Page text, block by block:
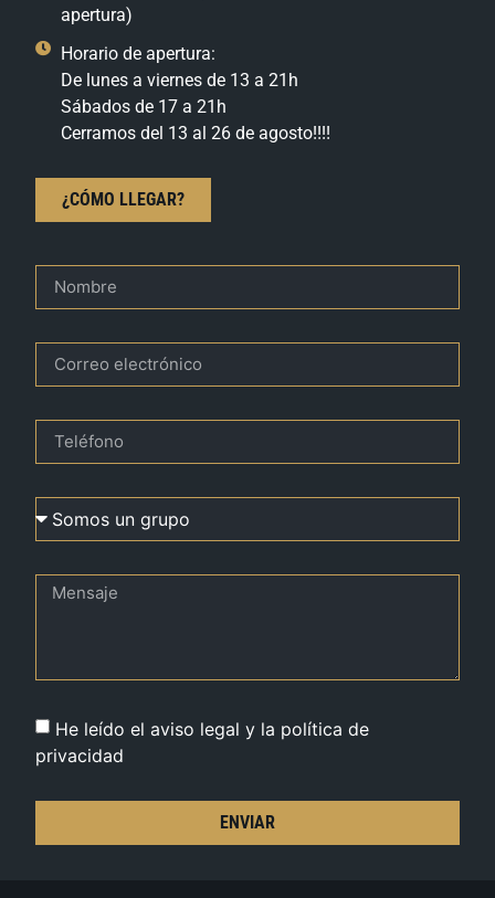
apertura)
Horario de apertura:
De lunes a viernes de 13 a 21h
Sábados de 17 a 21h
Cerramos del 13 al 26 de agosto!!!!
¿CÓMO LLEGAR?
He leído el aviso legal y la política de
privacidad
ENVIAR